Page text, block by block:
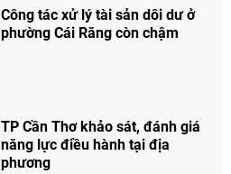
Công tác xử lý tài sản dôi dư ở
phường Cái Răng còn chậm
TP Cần Thơ khảo sát, đánh giá
năng lực điều hành tại địa
phương